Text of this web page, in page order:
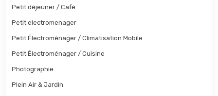
Petit déjeuner / Café
Petit electromenager
Petit Électroménager / Climatisation Mobile
Petit Électroménager / Cuisine
Photographie
Plein Air & Jardin